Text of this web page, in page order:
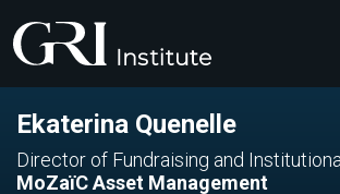
Ekaterina Quenelle
Director of Fundraising and
MoZaïC Asset Management